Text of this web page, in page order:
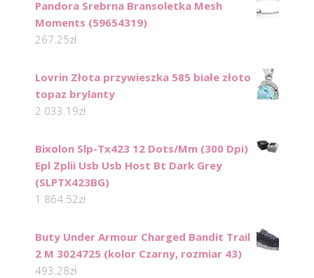
Pandora Srebrna Bransoletka Mesh
Moments (59654319)
267.25zł
Lovrin Złota przywieszka 585 białe złoto
topaz brylanty
2 033.19zł
Bixolon Slp-Tx423 12 Dots/Mm (300 Dpi)
Epl Zplii Usb Usb Host Bt Dark Grey
(SLPTX423BG)
1 864.52zł
Buty Under Armour Charged Bandit Trail
2 M 3024725 (kolor Czarny, rozmiar 43)
493.28zł